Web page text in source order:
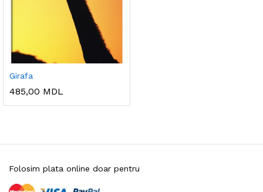
Girafa
485,00 MDL
Folosim plata online doar pentru